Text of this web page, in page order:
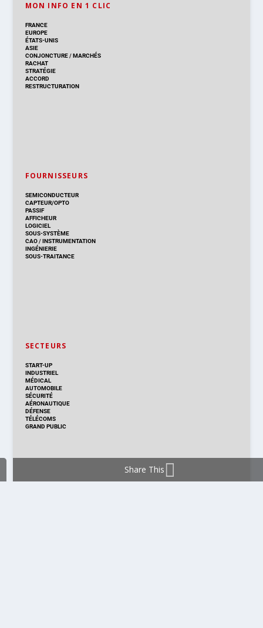
MON INFO EN 1 CLIC
FRANCE
EUROPE
ÉTATS-UNIS
ASIE
CONJONCTURE/MARCHÉS
RACHAT
STRATÉGIE
ACCORD
RESTRUCTURATION
FOURNISSEURS
SEMICONDUCTEUR
CAPTEUR/OPTO
PASSIF
AFFICHEUR
LOGICIEL
SOUS-SYSTÈME
CAO/INSTRUMENTATION
INGÉNIERIE
SOUS-TRAITANCE
SECTEURS
START-UP
INDUSTRIEL
MÉDICAL
AUTOMOBILE
SÉCURITÉ
AÉRONAUTIQUE
DÉFENSE
TÉLÉCOMS
GRAND PUBLIC
Share This